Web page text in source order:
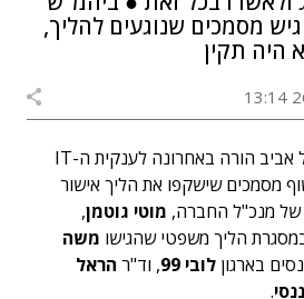
מסמכים שנוגעים להליך,
היה תקין
בית המשפט הכלכלי בתל אביב הורה באחרונה לענקית ה-IT
מסמכים שישקפו את הליך אישור
מוטי גוטמן,
הליך משפטי שהגישו משה
בארגון לובי 99 , וד"ר הראל
.